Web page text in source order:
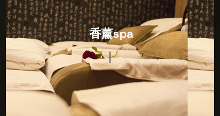
香薰spa
香薰spa
特色香薰，源自东方，驻足东方，寻觅SPA发展之道，
将日本SPA秘术引进复刻，打造完美日式风格，让您通
过一场SPA即可畅游东瀛。精心营造舒适雅致的私人空
间，打造特色包房，在绝对私人的个人空间内，您可以
享受水疗按摩，特色SPA，才艺表演等独特项目，让您
专业压力，远离喧嚣，回归真我。